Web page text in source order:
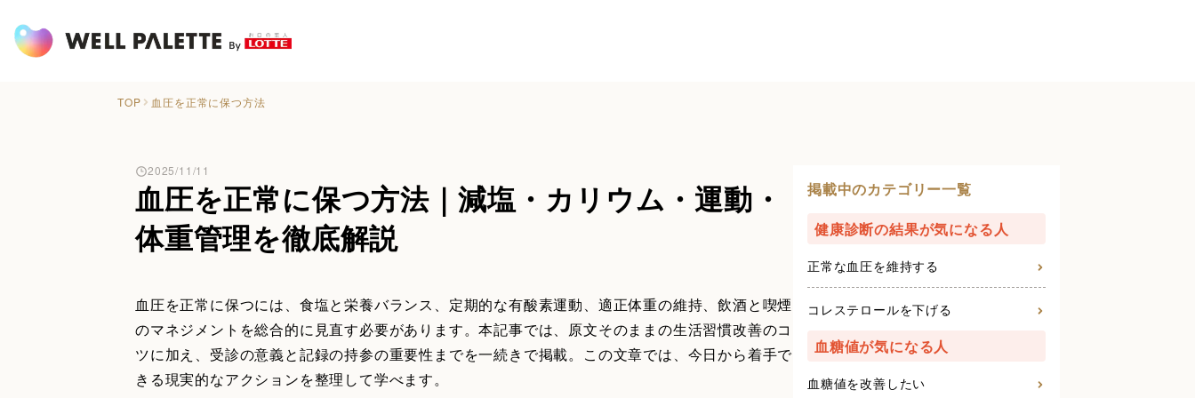
TOP 血圧を正常に保つ方法
血圧を正常に保つ方法｜減塩・カリウム・運動・
体重管理を徹底解説
2025/11/11
血圧を正常に保つには、食塩と栄養バランス、定期的な有酸素運動、適正体重の維持、飲酒と喫煙
のマネジメントを総合的に見直す必要があります。本記事では、原文そのままの生活習慣改善のコ
ツに加え、受診の意義と記録の持参の重要性までを一続きで掲載。この文章では、今日から着手で
きる現実的なアクションを整理して学べます。
掲載中のカテゴリー一覧
健康診断の結果が気になる人
正常な血圧を維持する
コレステロールを下げる
血糖値が気になる人
血糖値を改善したい